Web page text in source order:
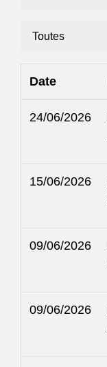
Toutes
Date
24/06/2026
15/06/2026
09/06/2026
09/06/2026